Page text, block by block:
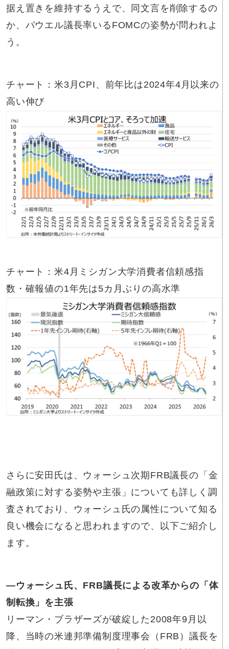
据え置きを維持するうえで、同文言を削除するの
か、パウエル議長率いるFOMCの姿勢が問われよ
う。
チャート：米3月CPI、前年比は2024年4月以来の
高い伸び
チャート：米4月ミシガン大学消費者信頼感指
数・確報値の1年先は5カ月ぶりの高水準
さらに安田氏は、ウォーシュ次期FRB議長の「金
融政策に対する姿勢や主張」についても詳しく調
査されており、ウォーシュ氏の属性について知る
良い機会になると思われますので、以下ご紹介し
ます。
―ウォーシュ氏 、FRB議長による改革からの「体
制転換」を主張
リーマン・ブラザーズが破綻した2008年9月以
降、当時の米連邦準備制度理事会（FRB）議長を